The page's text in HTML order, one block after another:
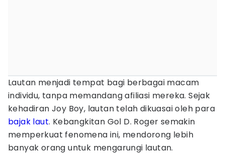
Lautan menjadi tempat bagi berbagai macam
individu, tanpa memandang afiliasi mereka. Sejak
kehadiran Joy Boy, lautan telah dikuasai oleh para
bajak laut. Kebangkitan Gol D. Roger semakin
memperkuat fenomena ini, mendorong lebih
banyak orang untuk mengarungi lautan.